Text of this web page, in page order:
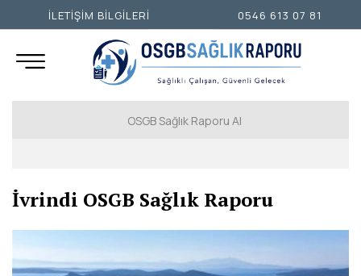
OSGB Sağlık Raporu Al
İSTANBUL ANADOLU YAKASI
ANKARA
İZMİR
İvrindi OSGB Sağlık Raporu
İLETİŞİM BİLGİLERİ 0546 613 07 81